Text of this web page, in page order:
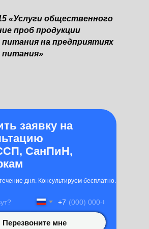
«Услуги общественного
проб продукции
на предприятиях
заявку на
СанПиН,
дня. Консультируем бесплатно.
+7
Перезвоните мне
Подробнее